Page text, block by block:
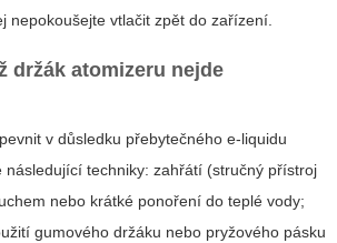
nepokoušejte vtlačit zpět do zařízení.
držák atomizeru nejde
v důsledku přebytečného e-liquidu
následující techniky: zahřátí (stručný přístroj
nebo krátké ponoření do teplé vody;
gumového držáku nebo pryžového pásku